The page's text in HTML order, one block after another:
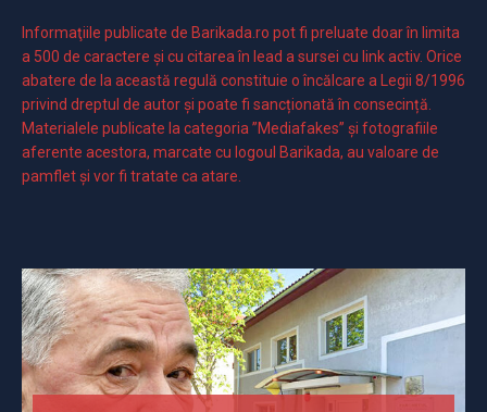
Informaţiile publicate de Barikada.ro pot fi preluate doar în limita
a 500 de caractere şi cu citarea în lead a sursei cu link activ. Orice
abatere de la această regulă constituie o încălcare a Legii 8/1996
privind dreptul de autor și poate fi sancționată în consecință.
Materialele publicate la categoria ”Mediafakes” și fotografiile
aferente acestora, marcate cu logoul Barikada, au valoare de
pamflet și vor fi tratate ca atare.